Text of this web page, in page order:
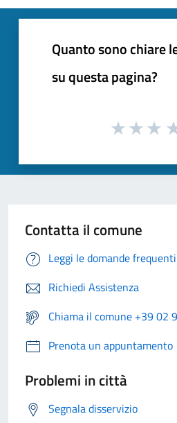
Quanto sono chiare
su questa pagina?
Contatta il comune
Leggi le domande frequenti
Richiedi Assistenza
Chiama il comune +39 02
Prenota un appuntamento
Problemi in città
Segnala disservizio